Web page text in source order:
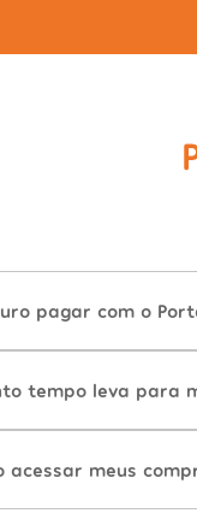
pagar com o
tempo leva para
acessar meus